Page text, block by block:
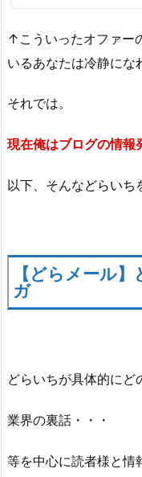
↑こういったオファー
いるあなたは冷静にな
それでは。
現在俺はブログの情報
以下、そんなどらいち
【どらメール
ガ
どらいちが具体的にど
業界の裏話・・・
等を中心に読者様と情